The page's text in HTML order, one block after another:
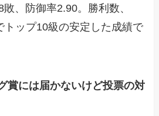
、防御率2.90。勝利数、
トップ10級の安定した成績で
賞には届かないけど投票の対